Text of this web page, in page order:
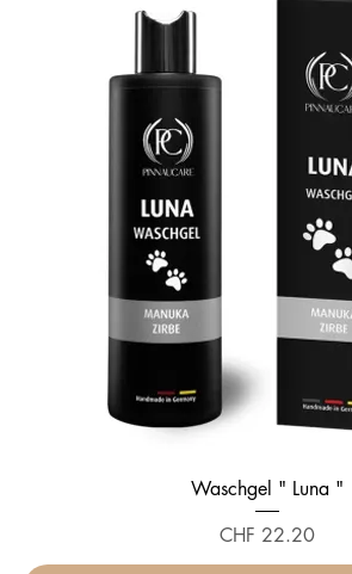
Waschgel " Luna "
Preis
CHF 22.20